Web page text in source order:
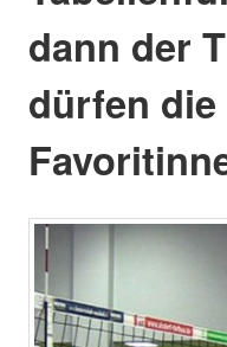
dann der
dürfen